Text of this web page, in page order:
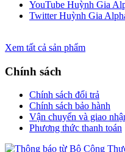
YouTube Huỳnh Gia
Twitter Huỳnh Gia
Xem tất cả sản phẩm
Chính sách
Chính sách đổi trả
Chính sách bảo hành
Vận chuyển và giao
Phương thức thanh toán